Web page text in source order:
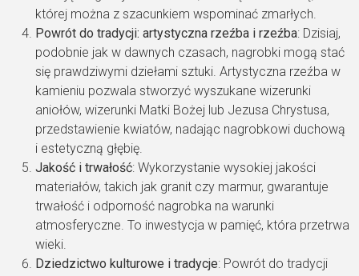
której można z szacunkiem wspominać zmarłych.
Powrót do tradycji: artystyczna rzeźba i rzeźba: Dzisiaj,
podobnie jak w dawnych czasach, nagrobki mogą stać
się prawdziwymi dziełami sztuki. Artystyczna rzeźba w
kamieniu pozwala stworzyć wyszukane wizerunki
aniołów, wizerunki Matki Bożej lub Jezusa Chrystusa,
przedstawienie kwiatów, nadając nagrobkowi duchową
i estetyczną głębię.
Jakość i trwałość: Wykorzystanie wysokiej jakości
materiałów, takich jak granit czy marmur, gwarantuje
trwałość i odporność nagrobka na warunki
atmosferyczne. To inwestycja w pamięć, która przetrwa
wieki.
Dziedzictwo kulturowe i tradycje: Powrót do tradycji